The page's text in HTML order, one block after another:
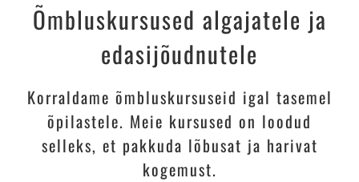
Õmbluskursused algajatele ja
edasijõudnutele
Korraldame õmbluskursuseid igal tasemel
õpilastele. Meie kursused on loodud
selleks, et pakkuda lõbusat ja harivat
kogemust.